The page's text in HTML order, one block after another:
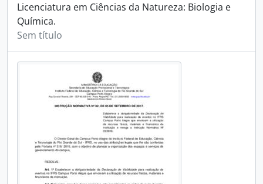
Licenciatura em Ciências da Natureza: Biologia e
Química.
Sem título